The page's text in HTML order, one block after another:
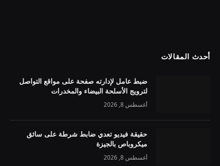
أحدث المقالات
ضبط عامل لإدارته صفحة على مواقع التواصل
لترويج الأسلحة البيضاء والمخدرات
أغسطس 8, 2026
حقيقة فيديو تعدي ضابط شرطة على سائق
ميكروباص بالجيزة
أغسطس 8, 2026